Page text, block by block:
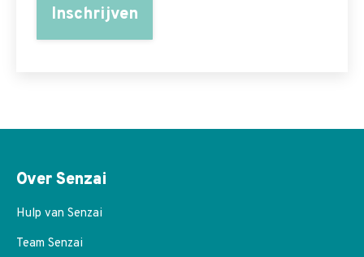
Over Senzai
Hulp van Senzai
Team Senzai